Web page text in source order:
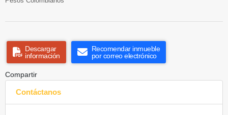
Descargar
información
Recomendar inmueble
por correo electrónico
Compartir
Contáctanos